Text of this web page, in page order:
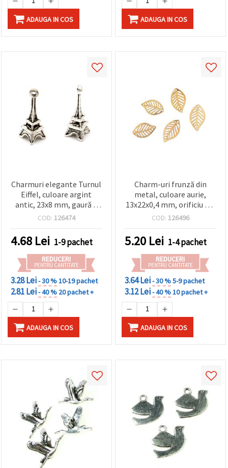
ADAUGA IN COS ADAUGA IN COS
Charmuri elegante Turnul
Eiffel, culoare argint
antic, 23x8 mm, gaură 1
mm – set de 10, inspirate
DIY și proiecte craft
COD: 126474
4.68 Lei 1-9 pachet
REDUCERI
PENTRU CANTITATE
3.28 Lei- 30 %10-19 pachet
2.81 Lei- 40 % 20 pachet +
ADAUGA IN COS
Charm-uri frunză din
metal, culoare aurie,
13x22x0,4 mm, orificiu 0,5
mm, set 20 buc., pentru
accesorii DIY
COD: 126496
5.20 Lei 1-4 pachet
REDUCERI
PENTRU CANTITATE
3.64 Lei- 30 %5-9 pachet
3.12 Lei- 40 %10 pachet +
ADAUGA IN COS